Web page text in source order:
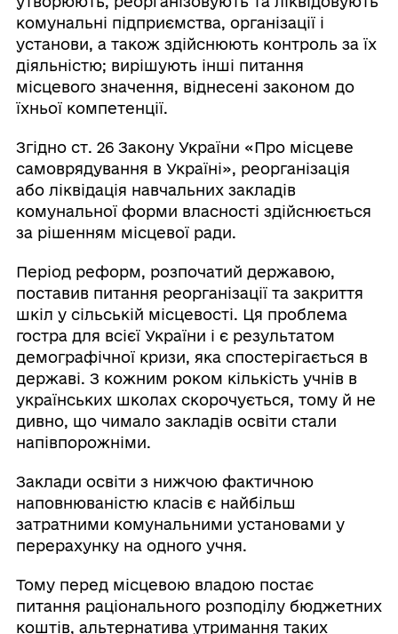
комунальні підприємства, організації і
установи, а також здійснюють контроль за їх
діяльністю; вирішують інші питання
місцевого значення, віднесені законом до
їхньої компетенції.
Згідно ст. 26 Закону України «Про місцеве
самоврядування в Україні», реорганізація
або ліквідація навчальних закладів
комунальної форми власності здійснюється
за рішенням місцевої ради.
Період реформ, розпочатий державою,
поставив питання реорганізації та закриття
шкіл у сільській місцевості. Ця проблема
гостра для всієї України і є результатом
демографічної кризи, яка спостерігається в
державі. З кожним роком кількість учнів в
українських школах скорочується, тому й не
дивно, що чимало закладів освіти стали
напівпорожніми.
Заклади освіти з нижчою фактичною
наповнюваністю класів є найбільш
затратними комунальними установами у
перерахунку на одного учня.
Тому перед місцевою владою постає
питання раціонального розподілу бюджетних
коштів, альтернатива утримання таких